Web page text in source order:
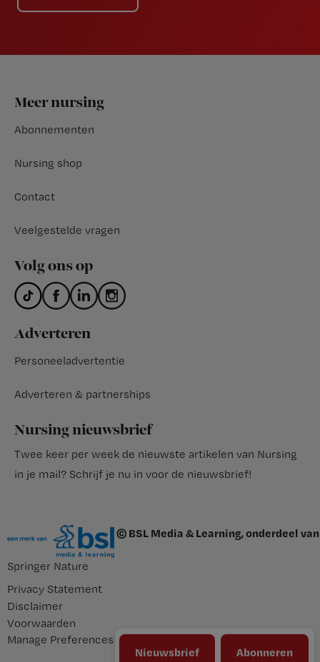
Nieuwsbrief Abonneren
Footer
Meer nursing
Abonnementen
Nursing shop
Contact
Veelgestelde vragen
Volg ons op
Adverteren
Personeeladvertentie
Adverteren & partnerships
Nursing nieuwsbrief
Twee keer per week de nieuwste artikelen van Nursing
in je mail? Schrijf je nu in voor de nieuwsbrief!
© BSL Media & Learning, onderdeel van
Springer Nature
Privacy Statement
Disclaimer
Voorwaarden
Manage Preferences